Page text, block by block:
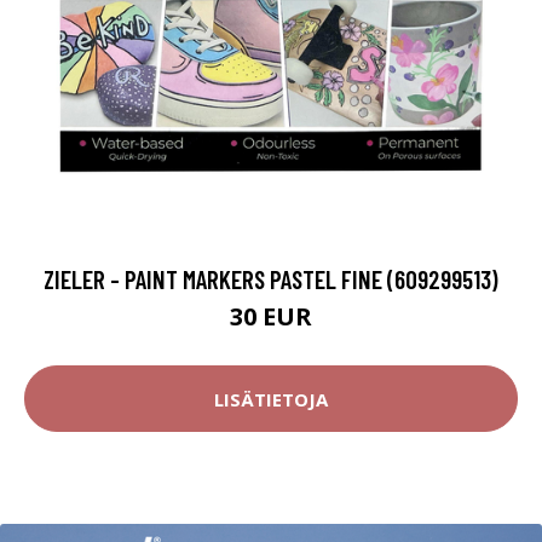
ZIELER - PAINT MARKERS PASTEL FINE (609299513)
30 EUR
LISÄTIETOJA